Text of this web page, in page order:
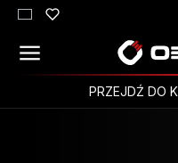
Przejdź do głównej
PRZEJDŹ DO